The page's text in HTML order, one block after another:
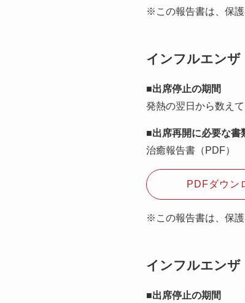
※この報告書は、保
インフルエンザ
■出席停止の期間
発熱の翌日から数え
■出席再開に必要な書
治癒報告書（PDF）
PDFダウン
※この報告書は、保
インフルエンザ
■出席停止の期間